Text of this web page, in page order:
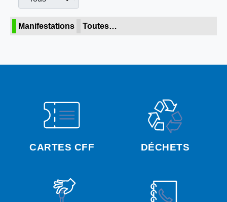
CARTES CFF DÉCHETS
Manifestations Toutes…